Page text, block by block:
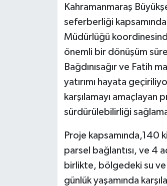
Kahramanmaraş
seferberliği kapsamında
Müdürlüğü
önemli bir dönüşüm
Bağdınısağır ve Fatih
yatırımı hayata
karşılamayı amaçlayan
sürdürülebilirliği
Proje kapsamında,140
parsel bağlantısı, ve 4
birlikte, bölgedeki su ve
günlük yaşamında